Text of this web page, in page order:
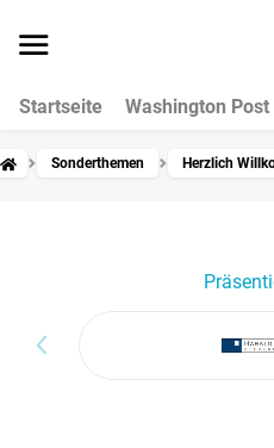
Startseite Washington Post
Sonderthemen Herzlich